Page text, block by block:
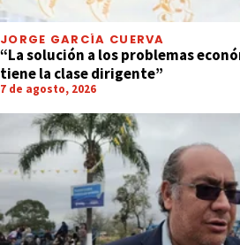
JORGE GARCÍA CUERVA
“La solución a los problemas
tiene la clase dirigente”
7 de agosto, 2026